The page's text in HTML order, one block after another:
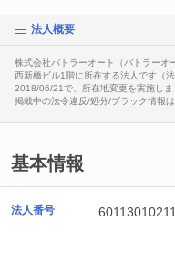
法人概要
株式会社バトラーオート（バトラーオ
西新橋ビル1階に所在する法人です（
2018/06/21で、所在地変更を実施しま
掲載中の法令違反/処分/ブラック情報は
基本情報
法人番号